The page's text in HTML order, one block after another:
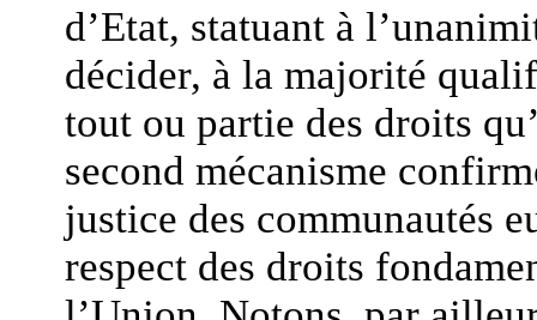
d’Etat, statuant à
décider, à la majorité
tout ou partie des droits
second mécanisme
justice des communautés
respect des droits